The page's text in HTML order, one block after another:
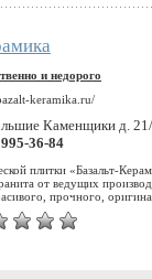
и недорого
keramika.ru/
Каменщики д.
36-84
плитки «Базальт-
от ведущих
прочного,